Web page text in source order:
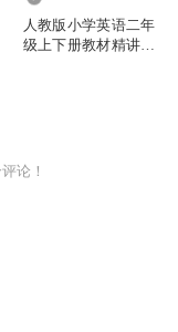
人教版小学英语二年
级上下册教材精讲
论！